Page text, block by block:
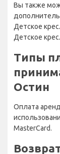
Вы также
Детское
Детское
Типы
Остин
Оплата
MasterCard.